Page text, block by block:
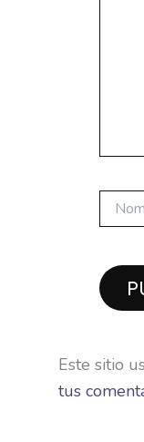
Este sitio
tus